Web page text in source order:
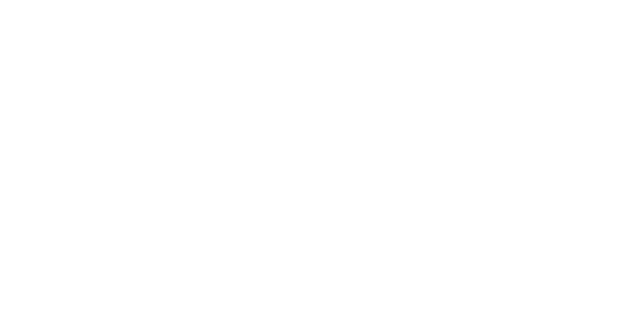
de confidentialité, en garantissant la conformité avec les réglementations. Personnalisez vos préférences pour